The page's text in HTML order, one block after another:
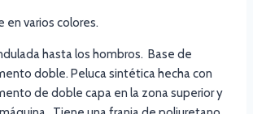
en varios colores.
hasta los hombros. Base de
doble. Peluca sintética hecha con
de doble capa en la zona superior y